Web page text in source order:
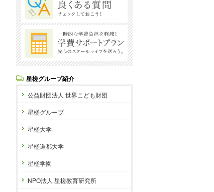
星槎グループ紹介
公益財団法人 世界こども財団
星槎グループ
星槎大学
星槎道都大学
星槎学園
NPO法人 星槎教育研究所